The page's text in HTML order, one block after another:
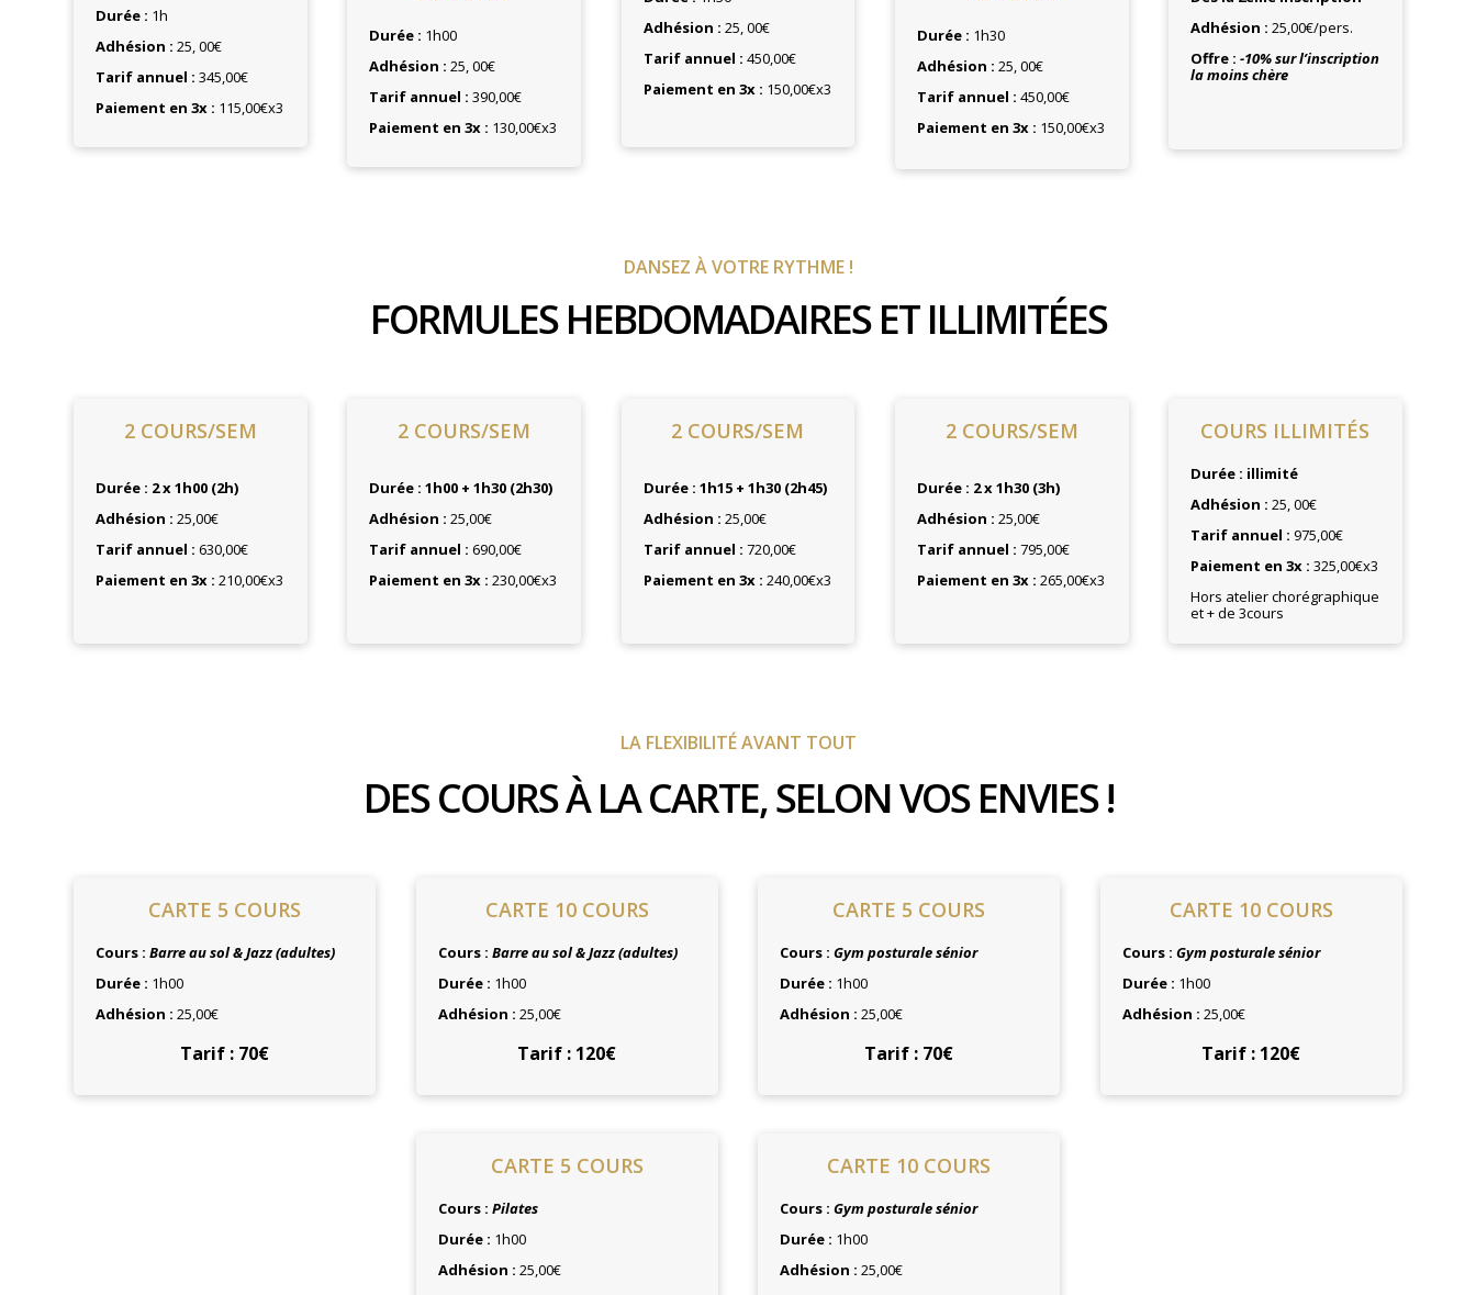
Durée : 1h
Adhésion : 25, 00€
Tarif annuel : 345,00€
Paiement en 3x : 115,00€x3
Durée : 1h00
Adhésion : 25, 00€
Tarif annuel : 390,00€
Paiement en 3x : 130,00€x3
Adhésion : 25, 00€
Tarif annuel : 450,00€
Paiement en 3x : 150,00€x3
Durée : 1h30
Adhésion : 25, 00€
Tarif annuel : 450,00€
Paiement en 3x : 150,00€x3
Adhésion : 25,00€/pers.
Offre : -10% sur l’inscription
la moins chère
DANSEZ À VOTRE RYTHME !
FORMULES HEBDOMADAIRES ET ILLIMITÉES
2 COURS/SEM
Durée : 2 x 1h00 (2h)
Adhésion : 25,00€
Tarif annuel : 630,00€
Paiement en 3x : 210,00€x3
2 COURS/SEM
Durée : 1h00 + 1h30 (2h30)
Adhésion : 25,00€
Tarif annuel : 690,00€
Paiement en 3x : 230,00€x3
2 COURS/SEM
Durée : 1h15 + 1h30 (2h45)
Adhésion : 25,00€
Tarif annuel : 720,00€
Paiement en 3x : 240,00€x3
2 COURS/SEM
Durée : 2 x 1h30 (3h)
Adhésion : 25,00€
Tarif annuel : 795,00€
Paiement en 3x : 265,00€x3
COURS ILLIMITÉS
Durée : illimité
Adhésion : 25, 00€
Tarif annuel : 975,00€
Paiement en 3x : 325,00€x3
Hors atelier chorégraphique
et + de 3cours
LA FLEXIBILITÉ AVANT TOUT
DES COURS À LA CARTE, SELON VOS ENVIES !
CARTE 5 COURS
Cours :Barre au sol & Jazz (adultes)
Durée : 1h00
Adhésion : 25,00€
Tarif : 70€
CARTE 10 COURS
Cours : Barre au sol & Jazz (adultes)
Durée : 1h00
Adhésion : 25,00€
Tarif : 120€
CARTE 5 COURS
Cours : Pilates
Durée : 1h00
Adhésion : 25,00€
CARTE 5 COURS
Cours :Gym posturale sénior
Durée : 1h00
Adhésion : 25,00€
Tarif : 70€
CARTE 10 COURS
Cours :Gym posturale sénior
Durée : 1h00
Adhésion : 25,00€
CARTE 10 COURS
Cours : Gym posturale sénior
Durée : 1h00
Adhésion : 25,00€
Tarif : 120€